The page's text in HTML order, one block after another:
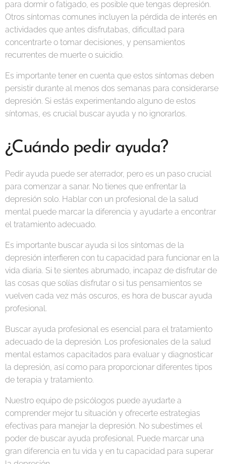
para dormir o fatigado, es posible que tengas depresión.
Otros síntomas comunes incluyen la pérdida de interés en
actividades que antes disfrutabas, dificultad para
concentrarte o tomar decisiones, y pensamientos
recurrentes de muerte o suicidio.
Es importante tener en cuenta que estos síntomas deben
persistir durante al menos dos semanas para considerarse
depresión. Si estás experimentando alguno de estos
síntomas, es crucial buscar ayuda y no ignorarlos.
¿Cuándo pedir ayuda?
Pedir ayuda puede ser aterrador, pero es un paso crucial
para comenzar a sanar. No tienes que enfrentar la
depresión solo. Hablar con un profesional de la salud
mental puede marcar la diferencia y ayudarte a encontrar
el tratamiento adecuado.
Es importante buscar ayuda si los síntomas de la
depresión interfieren con tu capacidad para funcionar en la
vida diaria. Si te sientes abrumado, incapaz de disfrutar de
las cosas que solías disfrutar o si tus pensamientos se
vuelven cada vez más oscuros, es hora de buscar ayuda
profesional.
Buscar ayuda profesional es esencial para el tratamiento
adecuado de la depresión. Los profesionales de la salud
mental estamos capacitados para evaluar y diagnosticar
la depresión, así como para proporcionar diferentes tipos
de terapia y tratamiento.
Nuestro equipo de psicólogos puede ayudarte a
comprender mejor tu situación y ofrecerte estrategias
efectivas para manejar la depresión. No subestimes el
poder de buscar ayuda profesional. Puede marcar una
gran diferencia en tu vida y en tu capacidad para superar